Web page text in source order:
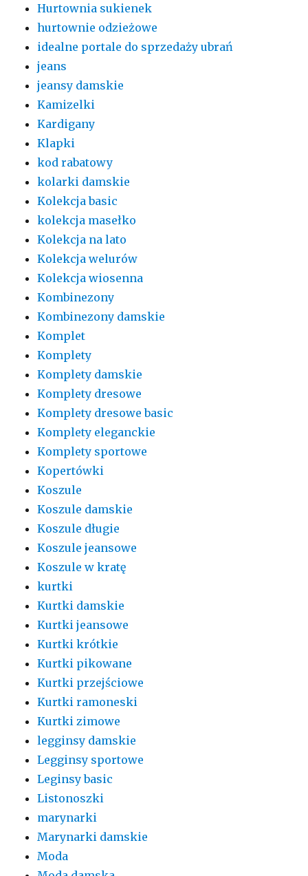
Hurtownia sukienek
hurtownie odzieżowe
idealne portale do sprzedaży ubrań
jeans
jeansy damskie
Kamizelki
Kardigany
Klapki
kod rabatowy
kolarki damskie
Kolekcja basic
kolekcja masełko
Kolekcja na lato
Kolekcja welurów
Kolekcja wiosenna
Kombinezony
Kombinezony damskie
Komplet
Komplety
Komplety damskie
Komplety dresowe
Komplety dresowe basic
Komplety eleganckie
Komplety sportowe
Kopertówki
Koszule
Koszule damskie
Koszule długie
Koszule jeansowe
Koszule w kratę
kurtki
Kurtki damskie
Kurtki jeansowe
Kurtki krótkie
Kurtki pikowane
Kurtki przejściowe
Kurtki ramoneski
Kurtki zimowe
legginsy damskie
Legginsy sportowe
Leginsy basic
Listonoszki
marynarki
Marynarki damskie
Moda